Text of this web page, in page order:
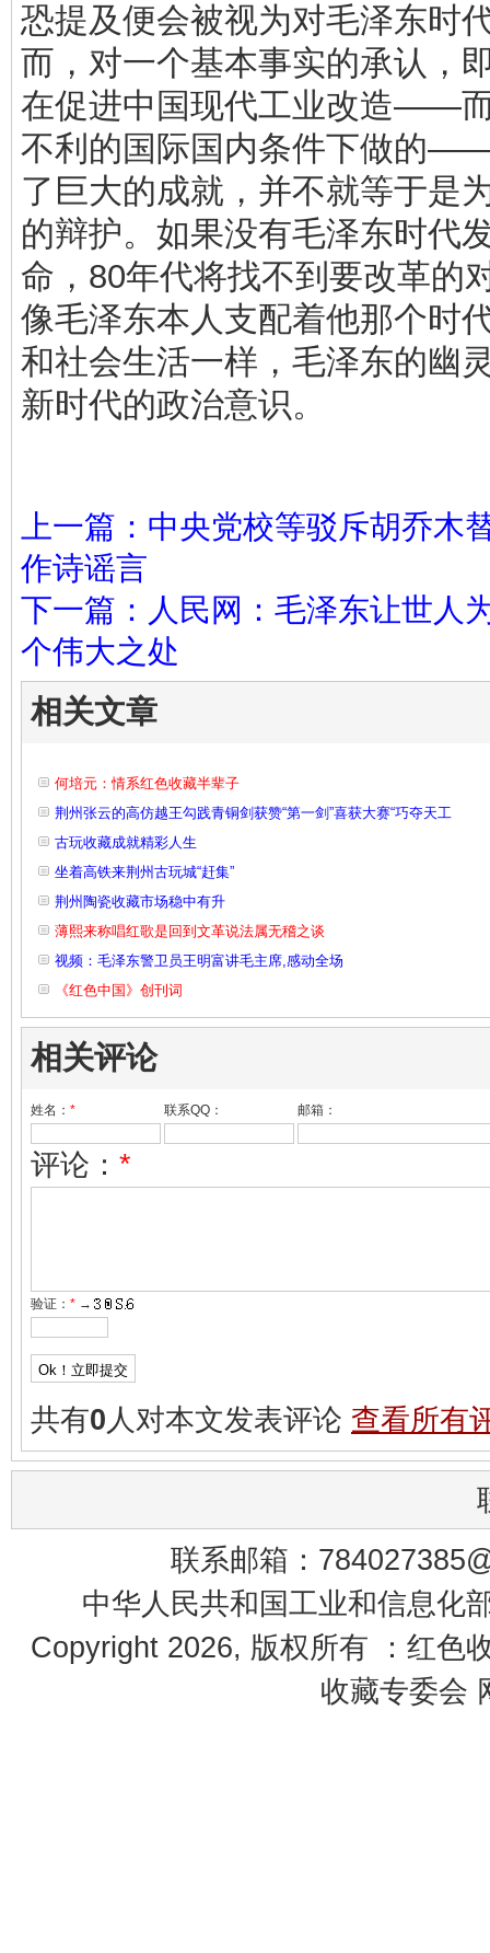
恐提及便会被视为对毛泽东时
而，对一个基本事实的承认，
在促进中国现代工业改造——
不利的国际国内条件下做的
了巨大的成就，并不就等于是
的辩护。如果没有毛泽东时代
命，80年代将找不到要改革的
像毛泽东本人支配着他那个时
和社会生活一样，毛泽东的幽
新时代的政治意识。
上一篇：中央党校等驳斥胡乔木
作诗谣言
下一篇：人民网：毛泽东让世人
个伟大之处
相关文章
何培元：情系红色收藏半辈子
荆州张云的高仿越王勾践青铜剑获赞“第一剑”喜获大赛“巧夺天工
古玩收藏成就精彩人生
坐着高铁来荆州古玩城“赶集”
荆州陶瓷收藏市场稳中有升
薄熙来称唱红歌是回到文革说法属无稽之谈
视频：毛泽东警卫员王明富讲毛主席,感动全场
《红色中国》创刊词
相关评论
姓名： * 联系QQ： 邮箱：
评论： *
验证： * →
共有0人对本文发表评论 查看所有
联系邮箱：
中华人民共和国工业和信息化
Copyright 2026, 版权所有 ：红色
收藏专委会